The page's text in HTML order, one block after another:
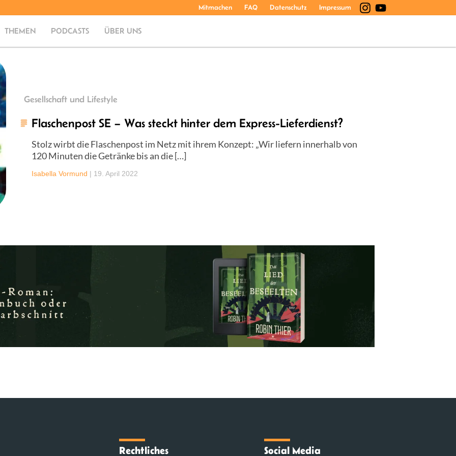
Mitmachen FAQ Datenschutz Impressum
THEMEN PODCASTS ÜBER UNS
Gesellschaft und Lifestyle
Flaschenpost SE – Was steckt hinter dem Express-Lieferdienst?
Stolz wirbt die Flaschenpost im Netz mit ihrem Konzept: „Wir liefern innerhalb von
120 Minuten die Getränke bis an die […]
Isabella Vormund | 19. April 2022
Rechtliches Social Media